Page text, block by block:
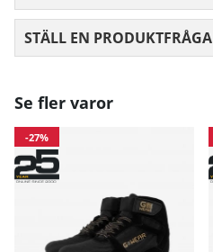
STÄLL EN PRODUKTFRÅGA
Se fler varor
-27%